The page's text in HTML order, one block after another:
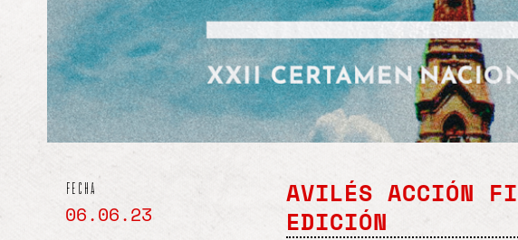
fecha
06.06.23
AVILÉS ACCIÓN
EDICIÓN